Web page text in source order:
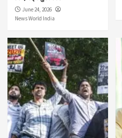
June 24, 2026
News World India